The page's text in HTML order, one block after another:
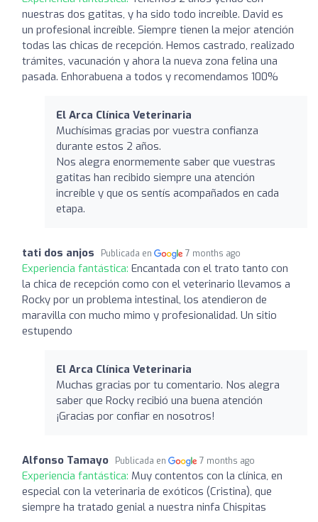
nuestras dos gatitas, y ha sido todo increíble. David es
un profesional increíble. Siempre tienen la mejor atención
todas las chicas de recepción. Hemos castrado, realizado
trámites, vacunación y ahora la nueva zona felina una
pasada. Enhorabuena a todos y recomendamos 100%
El Arca Clínica Veterinaria
Muchísimas gracias por vuestra confianza
durante estos 2 años.
Nos alegra enormemente saber que vuestras
gatitas han recibido siempre una atención
increíble y que os sentís acompañados en cada
etapa.
tati dos anjos Publicada en 7 months ago
Experiencia fantástica: Encantada con el trato tanto con
la chica de recepción como con el veterinario llevamos a
Rocky por un problema intestinal, los atendieron de
maravilla con mucho mimo y profesionalidad. Un sitio
estupendo
El Arca Clínica Veterinaria
Muchas gracias por tu comentario. Nos alegra
saber que Rocky recibió una buena atención
¡Gracias por confiar en nosotros!
Alfonso Tamayo Publicada en 7 months ago
Experiencia fantástica: Muy contentos con la clínica, en
especial con la veterinaria de exóticos (Cristina), que
siempre ha tratado genial a nuestra ninfa Chispitas